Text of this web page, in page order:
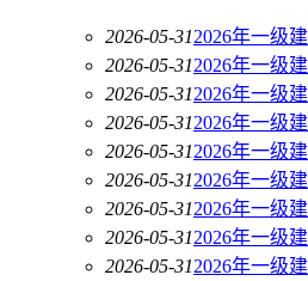
2026-05-312026年一级
2026-05-312026年一级
2026-05-312026年一级
2026-05-312026年一级
2026-05-312026年一级
2026-05-312026年一级
2026-05-312026年一级
2026-05-312026年一级
2026-05-312026年一级